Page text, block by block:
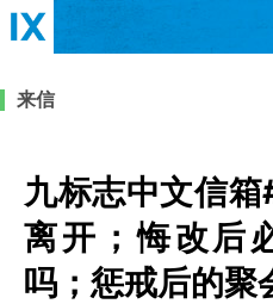
来信
查看
查看
隐私条
来信
九标志中文信
离开；悔改后
吗；惩戒后的聚